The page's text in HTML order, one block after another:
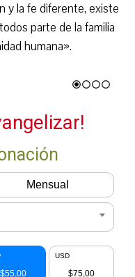
y la fe diferente, existe
parte de la familia
humana».